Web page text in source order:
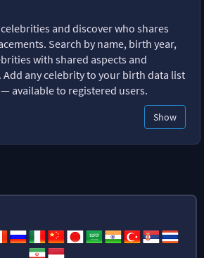
and discover who shares
Search by name, birth year,
with shared aspects and
any celebrity to your birth data list
available to registered users.
Show